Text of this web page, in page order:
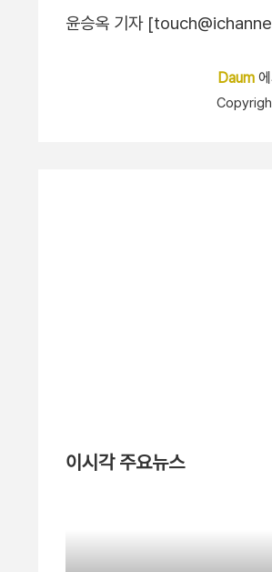
윤승옥 기자
Daum
이시각 주요뉴스